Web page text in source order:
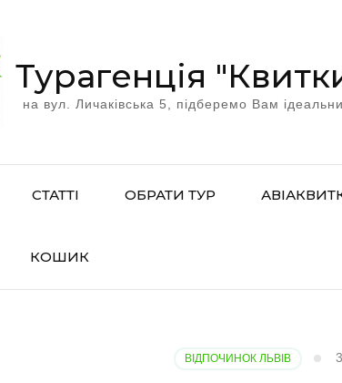
Турагенція
на вул. Личаківська 5, підберемо Вам
СТАТТІ ОБРАТИ ТУР
КОШИК
ВІДПОЧИНОК ЛЬВІВ